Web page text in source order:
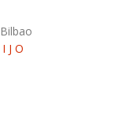
J O